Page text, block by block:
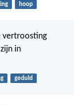
hoop
vertroosting
in
geduld